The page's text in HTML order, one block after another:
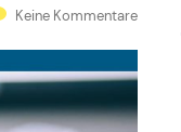
Keine Kommentare